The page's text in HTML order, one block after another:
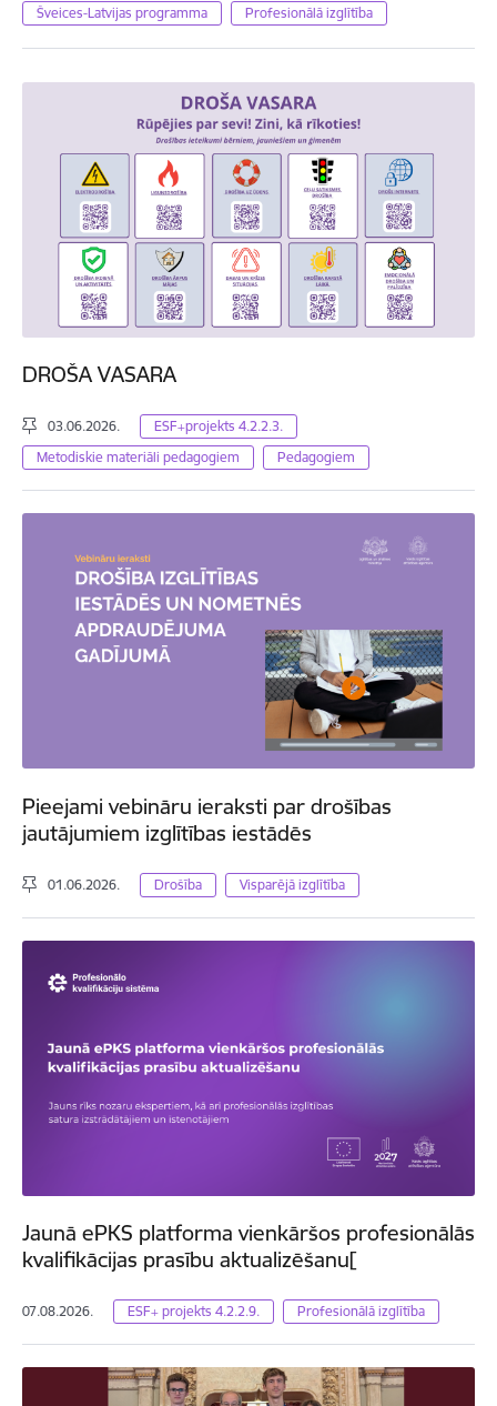
Šveices-Latvijas programma Profesionālā izglītība
DROŠA VASARA
03.06.2026.
ESF+projekts 4.2.2.3.
Metodiskie materiāli pedagogiem
Pedagogiem
Pieejami vebināru ieraksti par drošības
jautājumiem izglītības iestādēs
01.06.2026. Drošība Visparējā izglītība
Jaunā ePKS platforma vienkāršos profesionālās
kvalifikācijas prasību aktualizēšanu[
07.08.2026. ESF+ projekts 4.2.2.9. Profesionālā izglītība